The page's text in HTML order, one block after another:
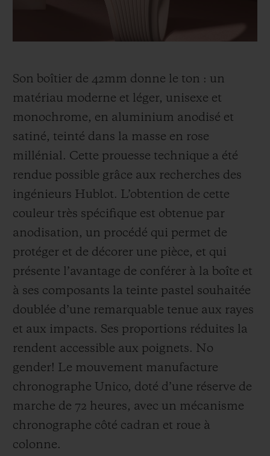
Fame du magazine Vanity Fair. C’est de
Bang Millennial Pink.
Son boîtier de 42mm donne le ton : un
matériau moderne et léger, unisexe et
monochrome, en aluminium anodisé et
satiné, teinté dans la masse en rose
millénial. Cette prouesse technique a été
rendue possible grâce aux recherches des
ingénieurs Hublot. L’obtention de cette
couleur très spécifique est obtenue par
anodisation, un procédé qui permet de
protéger et de décorer une pièce, et qui
présente l’avantage de conférer à la boîte et
à ses composants la teinte pastel souhaitée
doublée d’une remarquable tenue aux rayes
et aux impacts. Ses proportions réduites la
rendent accessible aux poignets. No
gender! Le mouvement manufacture
chronographe Unico, doté d’une réserve de
marche de 72 heures, avec un mécanisme
chronographe côté cadran et roue à
colonne.